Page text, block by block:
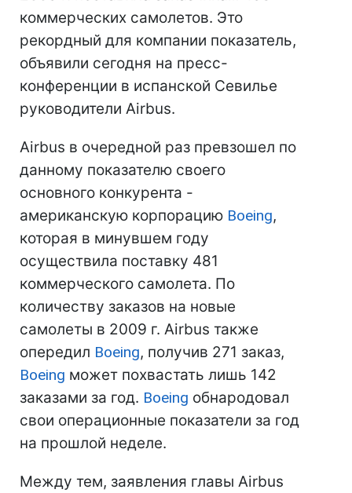
коммерческих самолетов. Это
рекордный для компании показатель,
объявили сегодня на пресс-
конференции в испанской Севилье
руководители Airbus.
Airbus в очередной раз превзошел по
данному показателю своего
основного конкурента -
американскую корпорацию Boeing,
которая в минувшем году
осуществила поставку 481
коммерческого самолета. По
количеству заказов на новые
самолеты в 2009 г. Airbus также
опередил Boeing, получив 271 заказ,
Boeing может похвастать лишь 142
заказами за год. Boeing обнародовал
свои операционные показатели за год
на прошлой неделе.
Между тем, заявления главы Airbus